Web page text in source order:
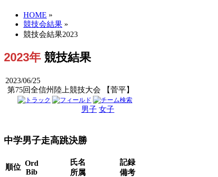
HOME »
競技会結果 »
競技会結果2023
2023年 競技結果
2023/06/25
第75回全信州陸上競技大会 【菅平】
男子 女子
中学男子走高跳決勝
順位 Ord
Bib
氏名
所属
記録
備考